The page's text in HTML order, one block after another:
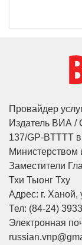
Провайдер
Издатель ВИА /
137/GP-BTTTT
Заместители
Тхи Тыонг Тху
Адрес: г. Ханой,
Тел: (84-24)
Электронная